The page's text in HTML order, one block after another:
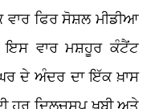
ਵਾਰ ਫਿਰ ਸੋਸ਼ਲ ਮੀਡੀਆ
ਇਸ ਵਾਰ ਮਸ਼ਹੂਰ ਕੰਟੈਂਟ
ਦੇ ਅੰਦਰ ਦਾ ਇੱਕ ਖ਼ਾਸ
ਹਰ ਦਿਲਚਸਪ ਖ਼ੂਬੀ ਅਤੇ